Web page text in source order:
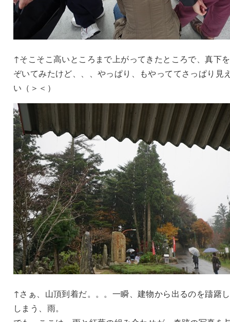
↑そこそこ高いところまで上がってきたところで、真下
ぞいてみたけど、、、やっぱり、もやっててさっぱり見
い（＞＜）
↑さぁ、山頂到着だ。。。一瞬、建物から出るのを躊躇
しまう、雨。